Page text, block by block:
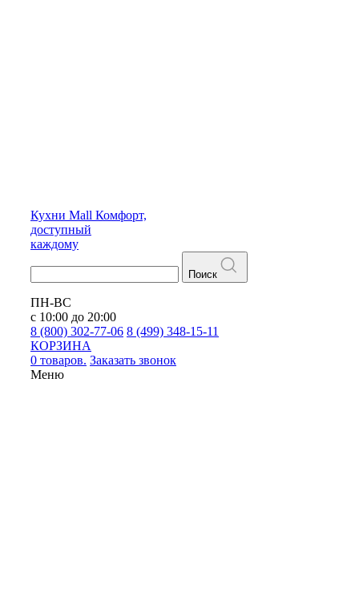
Кухни Mall Комфорт,
доступный
каждому
Поиск
ПН-ВС
с 10:00 до 20:00
8 (800) 302-77-06 8 (499) 348-15-11
КОРЗИНА
0 товаров. Заказать звонок
Меню